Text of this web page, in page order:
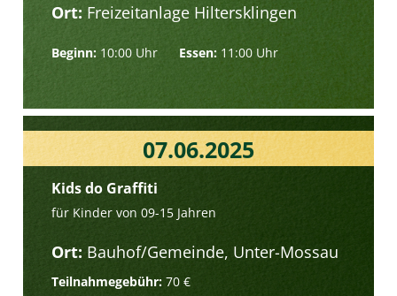
Ort: Freizeitanlage Hiltersklingen
Beginn: 10:00 Uhr Essen: 11:00 Uhr
07.06.2025
Kids do Graffiti
für Kinder von 09-15 Jahren
Ort: Bauhof/Gemeinde, Unter-Mossau
Teilnahmegebühr: 70 €